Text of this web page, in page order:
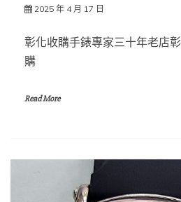
2025 年 4 月 17 日
彰化收購手錶專家三十年老店
購
Read More